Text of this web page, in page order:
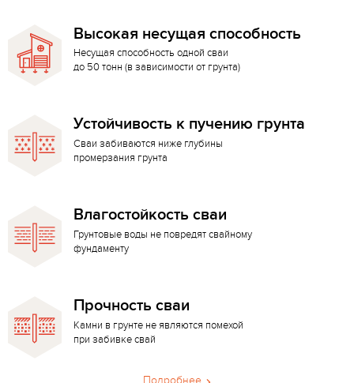
Высокая несущая способность
Несущая способность одной сваи
до 50 тонн (в зависимости от грунта)
Устойчивость к пучению грунта
Сваи забиваются ниже глубины
промерзания грунта
Влагостойкость сваи
Грунтовые воды не повредят свайному
фундаменту
Прочность сваи
Камни в грунте не являются помехой
при забивке свай
Подробнее